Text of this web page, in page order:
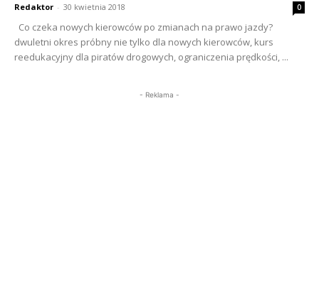
Redaktor - 30 kwietnia 2018 0
Co czeka nowych kierowców po zmianach na prawo jazdy?
dwuletni okres próbny nie tylko dla nowych kierowców, kurs
reedukacyjny dla piratów drogowych, ograniczenia prędkości, ...
- Reklama -